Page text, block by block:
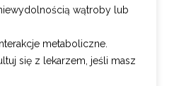
wątroby lub
metaboliczne.
się z lekarzem, jeśli masz